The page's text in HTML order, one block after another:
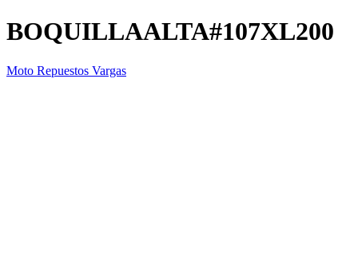
BOQUILLAALTA#107XL200
Moto Repuestos Vargas